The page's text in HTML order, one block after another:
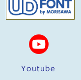
Youtube